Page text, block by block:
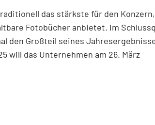
das stärkste für den
Fotobücher anbietet. Im
den Großteil seines
will das Unternehmen am 26. März